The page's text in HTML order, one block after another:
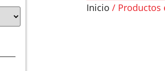
Inicio / Productos